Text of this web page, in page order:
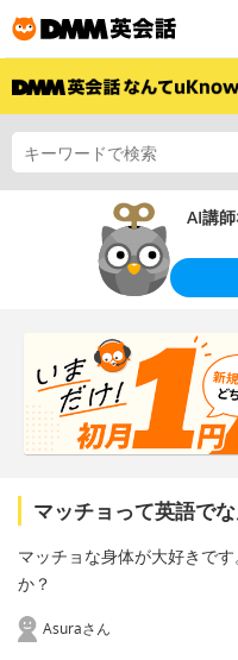
AI講
マッチョって英語で
マッチョな身体が大好きで
か？
Asuraさん